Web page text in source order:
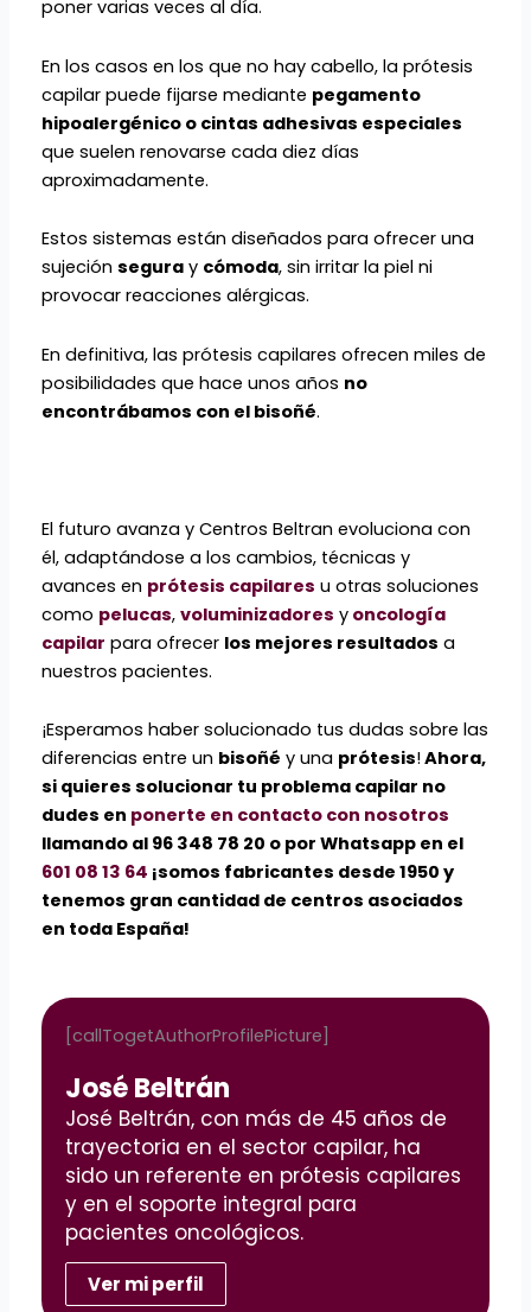
poner varias veces al día.
En los casos en los que no hay cabello, la prótesis
capilar puede fijarse mediante pegamento
hipoalergénico o cintas adhesivas especiales
que suelen renovarse cada diez días
aproximadamente.
Estos sistemas están diseñados para ofrecer una
sujeciónsegura y cómoda, sin irritar la piel ni
provocar reacciones alérgicas.
En definitiva, las prótesis capilares ofrecen miles de
posibilidades que hace unos años no
encontrábamos con el bisoñé.
El futuro avanza y Centros Beltran evoluciona con
él, adaptándose a los cambios, técnicas y
avances en prótesis capilares u otras soluciones
como pelucas,voluminizadores y oncología
capilar para ofrecer los mejores resultados a
nuestros pacientes.
¡Esperamos haber solucionado tus dudas sobre las
diferencias entre un bisoñé y una prótesis!Ahora,
si quieres solucionar tu problema capilar no
dudes en ponerte en contacto con nosotros
llamando al 96 348 78 20 o por Whatsapp en el
601 08 13 64 ¡somos fabricantes desde 1950 y
tenemos gran cantidad de centros asociados
en toda España!
[callTogetAuthorProfilePicture]
José Beltrán
José Beltrán, con más de 45 años de
trayectoria en el sector capilar, ha
sido un referente en prótesis capilares
y en el soporte integral para
pacientes oncológicos.
Ver mi perfil